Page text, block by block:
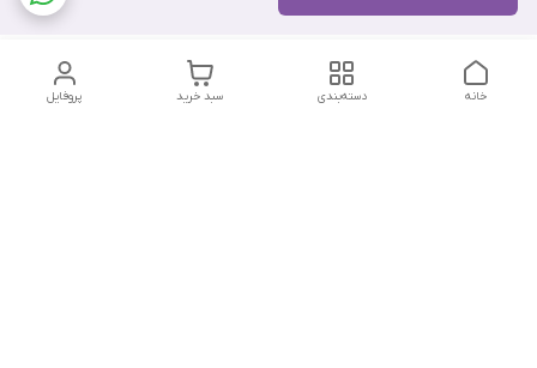
پروفایل سبد خرید دسته‌بندی خانه